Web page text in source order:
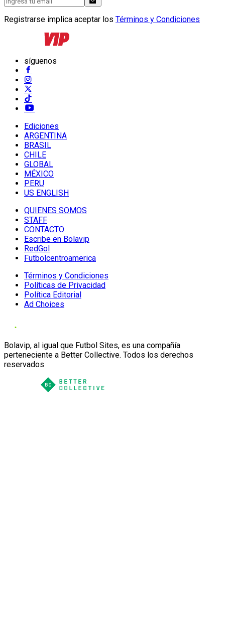
Registrarse implica aceptar los Términos y Condiciones
síguenos
Ediciones
ARGENTINA
BRASIL
CHILE
GLOBAL
MÉXICO
PERU
US ENGLISH
QUIENES SOMOS
STAFF
CONTACTO
Escribe en Bolavip
RedGol
Futbolcentroamerica
Términos y Condiciones
Políticas de Privacidad
Política Editorial
Ad Choices
Bolavip, al igual que Futbol Sites, es una compañía
perteneciente a Better Collective. Todos los derechos
reservados